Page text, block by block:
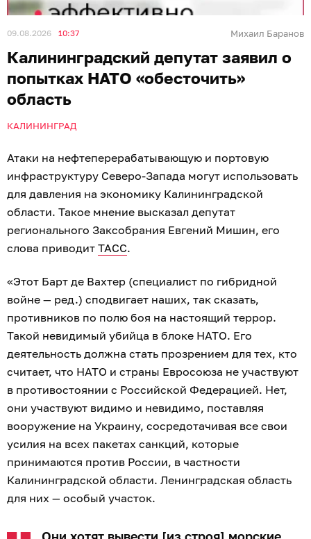
09.08.2026 10:37 Михаил Баранов
Калининградский депутат заявил о
попытках НАТО «обесточить»
область
КАЛИНИНГРАД
Атаки на нефтеперерабатывающую и портовую
инфраструктуру Северо-Запада могут использовать
для давления на экономику Калининградской
области. Такое мнение высказал депутат
регионального Заксобрания Евгений Мишин, его
слова приводит ТАСС.
«Этот Барт де Вахтер (специалист по гибридной
войне — ред.) сподвигает наших, так сказать,
противников по полю боя на настоящий террор.
Такой невидимый убийца в блоке НАТО. Его
деятельность должна стать прозрением для тех, кто
считает, что НАТО и страны Евросоюза не участвуют
в противостоянии с Российской Федерацией. Нет,
они участвуют видимо и невидимо, поставляя
вооружение на Украину, сосредотачивая все свои
усилия на всех пакетах санкций, которые
принимаются против России, в частности
Калининградской области. Ленинградская область
для них — особый участок.